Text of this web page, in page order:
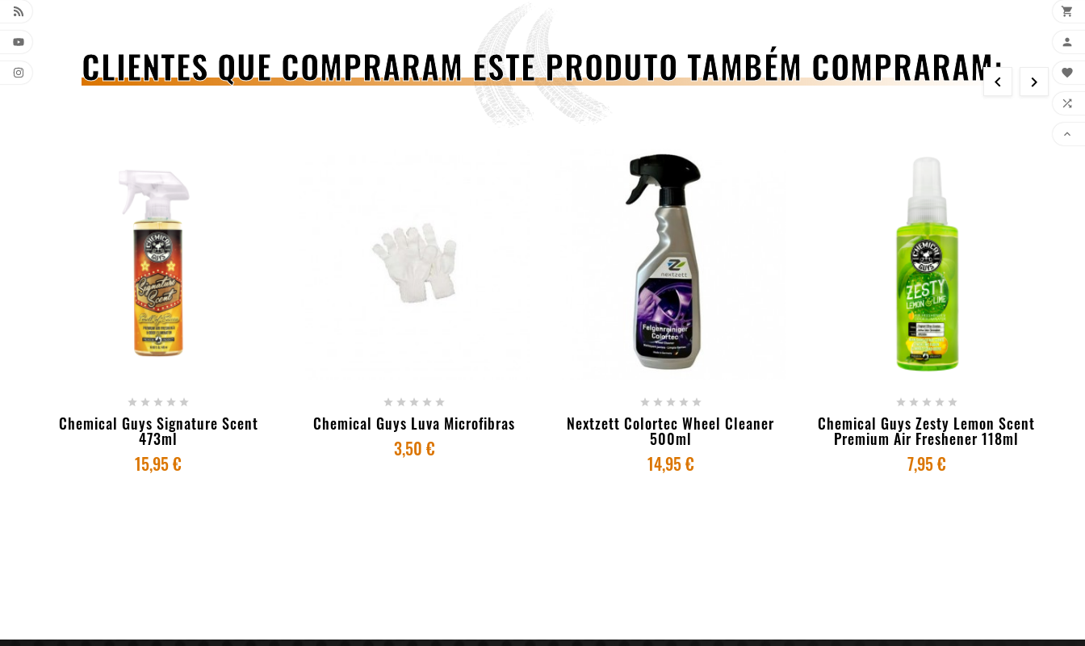
CLIENTES QUE COMPRARAM ESTE PRODUTO TAMBÉM COMPRARAM:
 
- ESGOTADO
    
Chemical Guys Signature Scent
473ml
15,95 €
    
Chemical Guys Luva Microfibras
3,50 €
+ ADICIONAR AO CARRINHO
    
Nextzett Colortec Wheel Cleaner
500ml
14,95 €
+ ADICIONAR AO CARRINHO
    
Chemical Guys Zesty Lemon Scent
Premium Air Freshener 118ml
7,95 €




